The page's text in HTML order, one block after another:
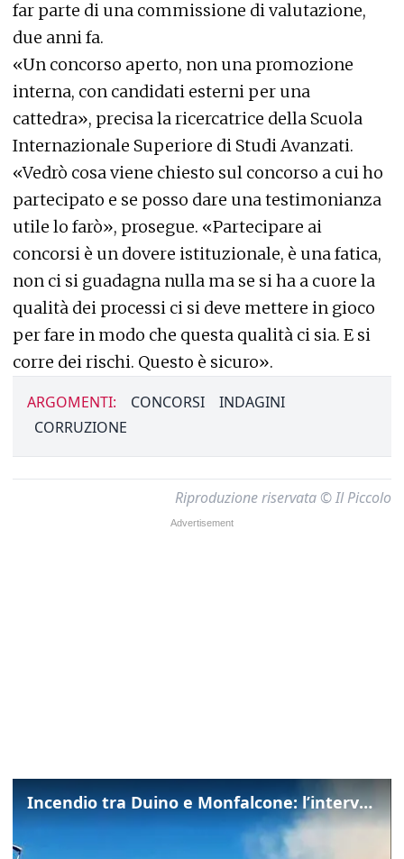
far parte di una commissione di valutazione,
due anni fa.
«Un concorso aperto, non una promozione
interna, con candidati esterni per una
cattedra», precisa la ricercatrice della Scuola
Internazionale Superiore di Studi Avanzati.
«Vedrò cosa viene chiesto sul concorso a cui ho
partecipato e se posso dare una testimonianza
utile lo farò», prosegue. «Partecipare ai
concorsi è un dovere istituzionale, è una fatica,
non ci si guadagna nulla ma se si ha a cuore la
qualità dei processi ci si deve mettere in gioco
per fare in modo che questa qualità ci sia. E si
corre dei rischi. Questo è sicuro».
ARGOMENTI: CONCORSI
INDAGINI
CORRUZIONE
Riproduzione riservata © Il Piccolo
Incendio tra Duino e Monfalcone: l’intervento dei vigili del fuoco